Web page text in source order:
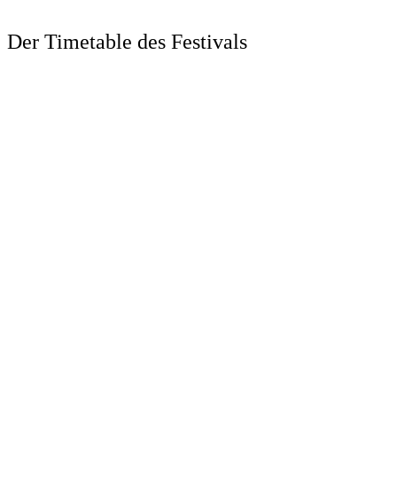
Der Timetable des Festivals